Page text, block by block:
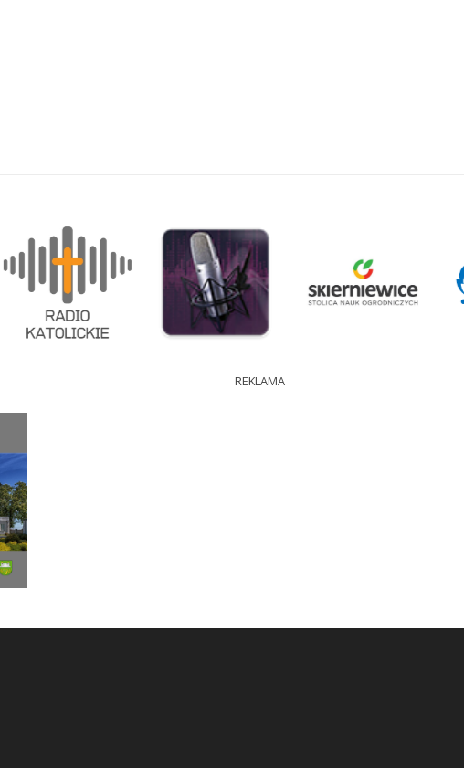
REKLAMA